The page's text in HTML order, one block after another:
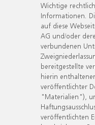
Wichtige
Informationen.
auf diese
AG und/oder
verbundenen
bereitgestellte
hierin
veröffentlichter
"Materialien"),
veröffentlichten